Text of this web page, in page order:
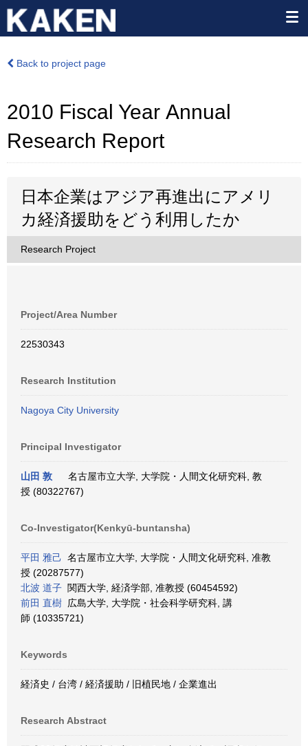
Back to project page
2010 Fiscal Year Annual
Research Report
日本企業はアジア再進出にアメリ
カ経済援助をどう利用したか
Research Project
Project/Area Number
22530343
Research Institution
Nagoya City University
Principal Investigator
山田 敦
名古屋市立大学, 大学院・人間文化研究科, 教
授 (80322767)
Co-Investigator(Kenkyū-buntansha)
平田 雅己 名古屋市立大学, 大学院・人間文化研究科, 准教
授 (20287577)
北波 道子 関西大学, 経済学部, 准教授 (60454592)
前田 直樹 広島大学, 大学院・社会科学研究科, 講
師 (10335721)
Keywords
経済史 / 台湾 / 経済援助 / 旧植民地 / 企業進出
Research Abstract